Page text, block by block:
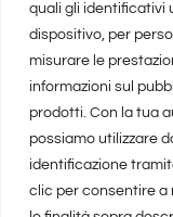
quali gli identificativi
dispositivo, per
misurare le
informazioni sul
prodotti. Con la tua
possiamo utilizzare
identificazione
clic per consentire a
Non può
editoriale ai
Informazioni